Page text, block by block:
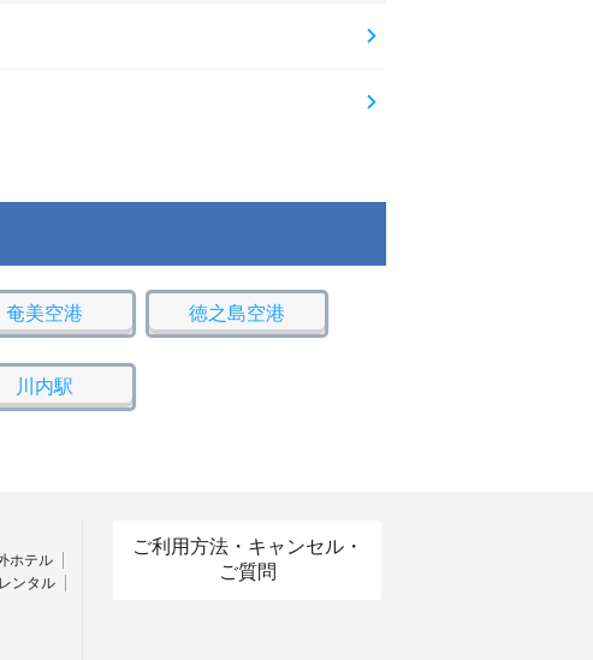
奄美空港 徳之島空港
川内駅